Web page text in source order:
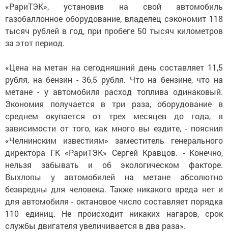
«РариТЭК», установив на свой автомобиль
газобаллонное оборудование, владелец сэкономит 118
тысяч рублей в год, при пробеге 50 тысяч километров
за этот период.
«Цена на метан на сегодняшний день составляет 11,5
рубля, на бензин - 36,5 рубля. Что на бензине, что на
метане - у автомобиля расход топлива одинаковый.
Экономия получается в три раза, оборудование в
среднем окупается от трех месяцев до года, в
зависимости от того, как много вы ездите, - пояснил
«Челнинским известиям» заместитель генерального
директора ГК «РариТЭК» Сергей Кравцов. - Конечно,
нельзя забывать и об экологическом факторе.
Выхлопы у автомобилей на метане абсолютно
безвредны для человека. Также никакого вреда нет и
для автомобиля - октановое число составляет порядка
110 единиц. Не происходит никаких нагаров, срок
службы двигателя увеличивается в два раза».